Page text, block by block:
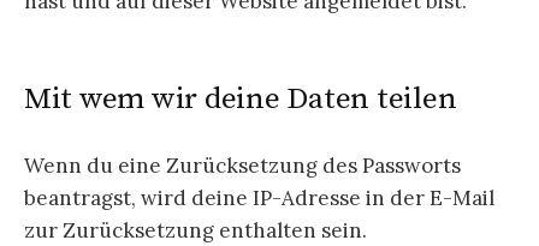
Mit wem wir deine Daten teilen
Wenn du eine Zurücksetzung des Passworts
beantragst, wird deine IP-Adresse in der E-Mail
zur Zurücksetzung enthalten sein.